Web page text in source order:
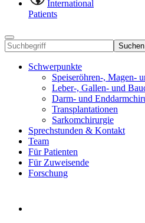
International
Patients
Suchen
Schwerpunkte
Speiseröhren-, Magen-
Leber-, Gallen- und
Darm- und
Transplantationen
Sarkomchirurgie
Sprechstunden & Kontakt
Team
Für Patienten
Für Zuweisende
Forschung